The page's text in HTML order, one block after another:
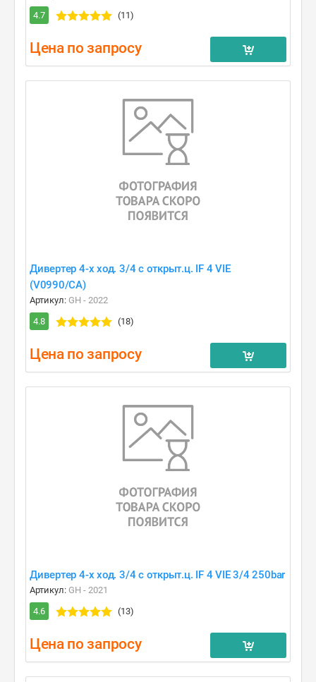
4.7
(11)
Цена по запросу
Дивертер 4-х ход. 3/4 c открыт.ц. IF 4 VIE
(V0990/CA)
Артикул: GH - 2022
4.8
(18)
Цена по запросу
Дивертер 4-х ход. 3/4 с открыт.ц. IF 4 VIE 3/4 250bar
Артикул: GH - 2021
4.6
(13)
Цена по запросу